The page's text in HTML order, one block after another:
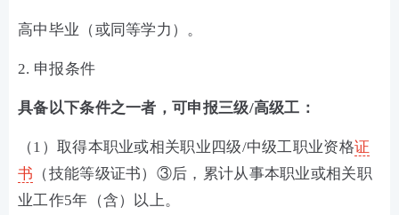
高中毕业（或同等学力）。
2. 申报条件
具备以下条件之一者，可申报三级/高级工：
（1）取得本职业或相关职业四级/中级工职业资格证
书 （技能等级证书）③后，累计从事本职业或相关职
业工作5年（含）以上。